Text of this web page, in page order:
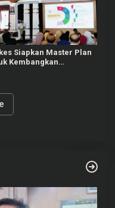
Siapkan Master Plan
Kembangkan